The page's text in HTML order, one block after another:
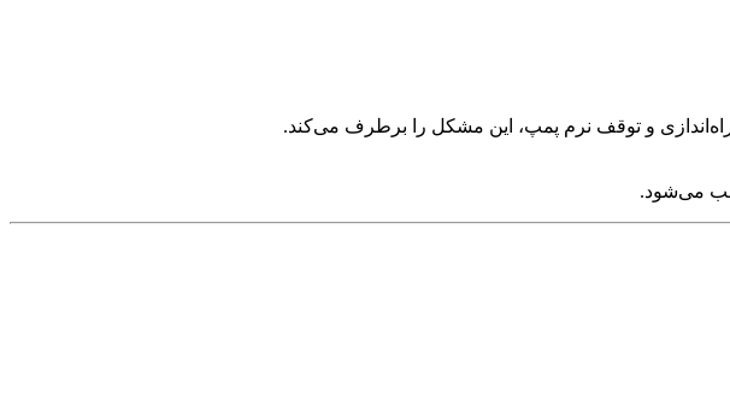
راه‌اندازی و توقف نرم پمپ، این مشکل را برطرف می‌کند.
می‌شود.